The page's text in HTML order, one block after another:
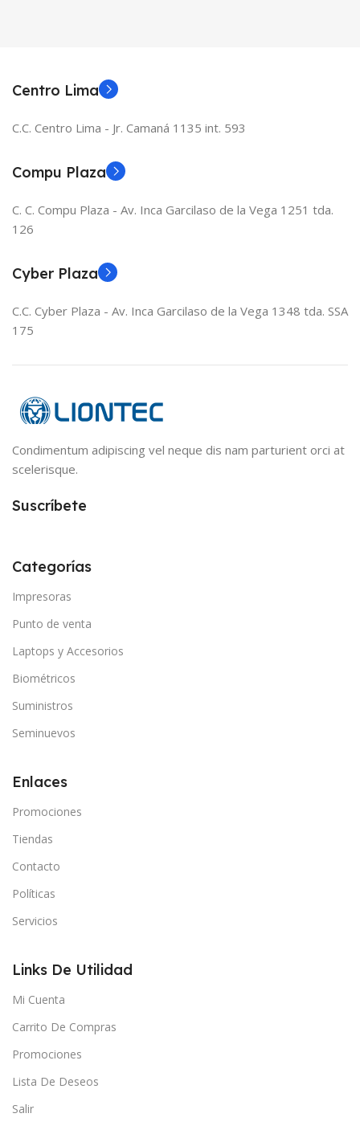
Centro Lima
C.C. Centro Lima - Jr. Camaná 1135 int. 593
Compu Plaza
C. C. Compu Plaza - Av. Inca Garcilaso de la Vega 1251 tda.
126
Cyber Plaza
C.C. Cyber Plaza - Av. Inca Garcilaso de la Vega 1348 tda. SSA
175
Condimentum adipiscing vel neque dis nam parturient orci at
scelerisque.
Suscríbete
Categorías
Impresoras
Punto de venta
Laptops y Accesorios
Biométricos
Suministros
Seminuevos
Enlaces
Promociones
Tiendas
Contacto
Políticas
Servicios
Links De Utilidad
Mi Cuenta
Carrito De Compras
Promociones
Lista De Deseos
Salir